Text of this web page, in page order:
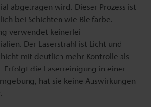
abgetragen wird. Dieser Prozess ist
bei Schichten wie Bleifarbe.
verwendet keinerlei
Der Laserstrahl ist Licht und
mit deutlich mehr Kontrolle als
Erfolgt die Laserreinigung in einer
hat sie keine Auswirkungen